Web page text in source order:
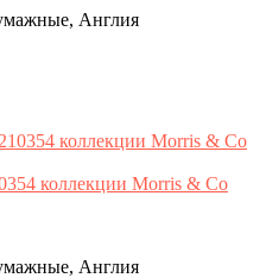
Англия
коллекции Morris & Co
Англия